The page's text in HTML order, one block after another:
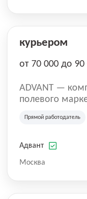
курьером
от 70 000 до
ADVANT —
полевого
на
Прямой работодатель
Адвант
Москва